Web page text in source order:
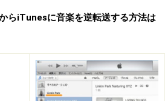
クリックして［今すぐバックアッ
、iPadのバックアップデータの作
保存されます。バックアップ作
らiTunesに音楽を逆転送する方法は